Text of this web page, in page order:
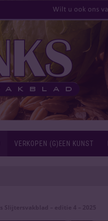
VERKOPEN (G)EEN KUNST